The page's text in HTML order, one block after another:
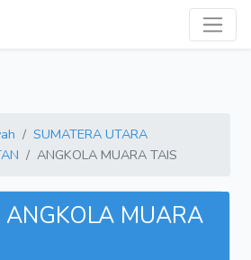
SUMATERA UTARA
ANGKOLA MUARA TAIS
ANGKOLA MUARA